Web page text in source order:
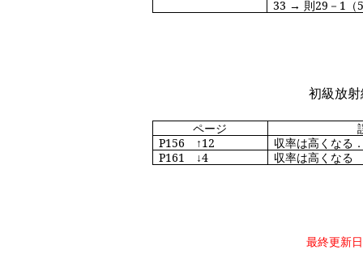
33 → 則29 － 1 （5
初級放
ページ
P156 ↑12
収率は高くなる
P161 ↓4 収率は高くなる
最終更新